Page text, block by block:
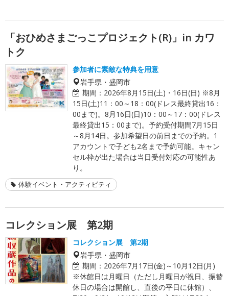
「おひめさまごっこプロジェクト(R)」in カワ
トク
参加者に素敵な特典を用意
岩手県・盛岡市
期間： 2026年8月15日(土)・16日(日) ※8月
15日(土)11：00～18：00(ドレス最終貸出16：
00まで)。8月16日(日)10：00～17：00(ドレス
最終貸出15：00まで)。予約受付期間7月15日
～8月14日。参加希望日の前日までの予約。1
アカウントで子ども2名まで予約可能。キャン
セル枠が出た場合は当日受付対応の可能性あ
り。
体験イベント・アクティビティ
コレクション展 第2期
コレクション展 第2期
岩手県・盛岡市
期間： 2026年7月17日(金)～10月12日(月)
※休館日は月曜日（ただし月曜日が祝日、振替
休日の場合は開館し、直後の平日に休館）、